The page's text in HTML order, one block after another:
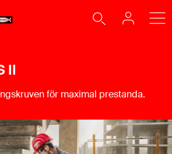
II
för maximal prestanda.